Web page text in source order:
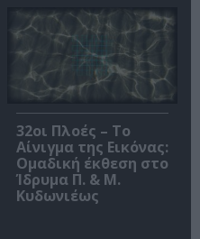
32οι Πλοές – Το
Αίνιγμα της Εικόνας:
Ομαδική έκθεση στο
Ίδρυμα Π. & Μ.
Κυδωνιέως